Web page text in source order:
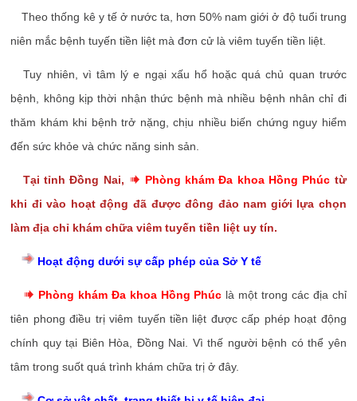
Theo thống kê y tế ở nước ta, hơn 50% nam giới ở độ tuổi trung
niên mắc bệnh tuyến tiền liệt mà đơn cử là viêm tuyến tiền liệt.
Tuy nhiên, vì tâm lý e ngại xấu hổ hoặc quá chủ quan trước
bệnh, không kịp thời nhận thức bệnh mà nhiều bệnh nhân chỉ đi
thăm khám khi bệnh trở nặng, chịu nhiều biến chứng nguy hiểm
đến sức khỏe và chức năng sinh sản.
Tại tỉnh Đồng Nai, Phòng khám Đa khoa Hồng Phúc từ
khi đi vào hoạt động đã được đông đảo nam giới lựa chọn
làm địa chỉ khám chữa viêm tuyến tiền liệt uy tín.
Hoạt động dưới sự cấp phép của Sở Y tế
Phòng khám Đa khoa Hồng Phúc là một trong các địa chỉ
tiên phong điều trị viêm tuyến tiền liệt được cấp phép hoạt động
chính quy tại Biên Hòa, Đồng Nai. Vì thế người bệnh có thể yên
tâm trong suốt quá trình khám chữa trị ở đây.